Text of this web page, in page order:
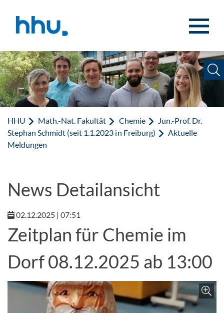
HHU Math.-Nat. Fakultät Chemie
Jun.-Prof. Dr.
Stephan Schmidt (seit 1.1.2023 in Freiburg)
Aktuelle
Meldungen
News Detailansicht
02.12.2025 | 07:51
Zeitplan für Chemie im
Dorf 08.12.2025 ab 13:00